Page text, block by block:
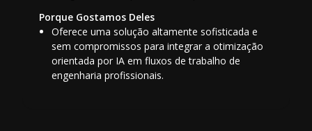
Porque Gostamos Deles
Oferece uma solução altamente sofisticada e
sem compromissos para integrar a otimização
orientada por IA em fluxos de trabalho de
engenharia profissionais.